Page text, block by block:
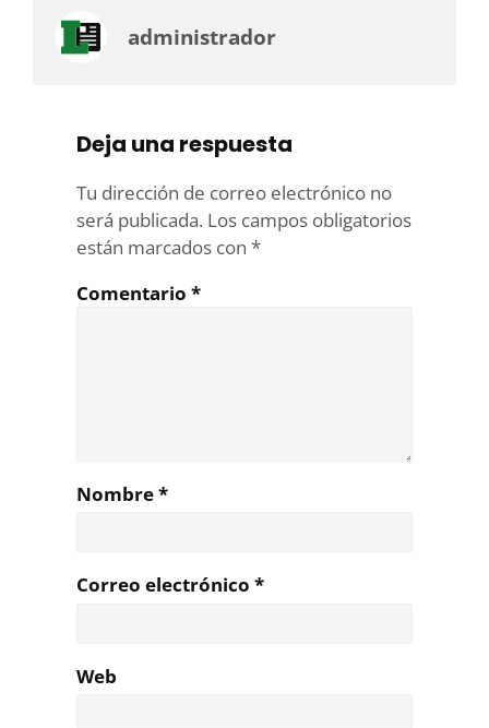
administrador
Deja una respuesta
Tu dirección de correo electrónico no
será publicada. Los campos obligatorios
están marcados con *
Comentario *
Nombre*
Correo electrónico *
Web